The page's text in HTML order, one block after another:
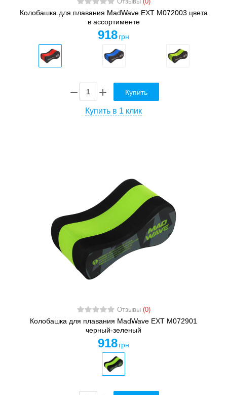
Отзывы (0)
Колобашка для плавания MadWave EXT M072003 цвета
в ассортименте
918 грн
Купить
Купить в 1 клик
Отзывы (0)
Колобашка для плавания MadWave EXT M072901
черный-зеленый
918 грн